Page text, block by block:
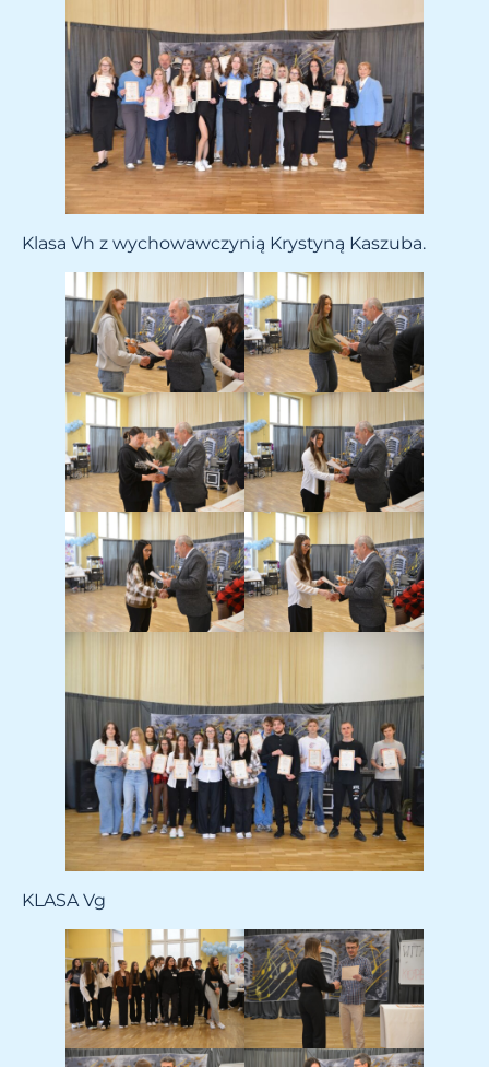
Klasa Vh z wychowawczynią Krystyną Kaszuba.
KLASA Vg